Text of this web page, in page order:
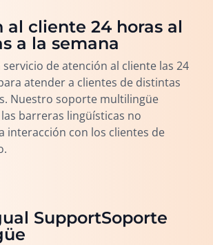
al cliente 24 horas al
a la semana
de atención al cliente las 24
atender a clientes de distintas
Nuestro soporte multilingüe
barreras lingüísticas no
interacción con los clientes de
SupportSoporte